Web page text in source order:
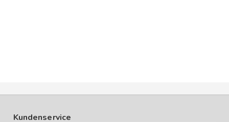
Kundenservice